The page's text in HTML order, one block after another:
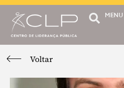
MENU
Voltar